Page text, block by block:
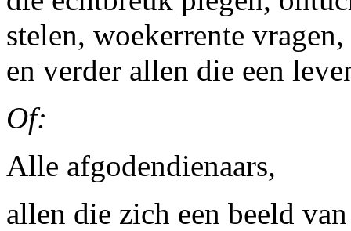
stelen, woekerrente
en verder allen die een
Of:
Alle afgodendienaars,
allen die zich een beeld